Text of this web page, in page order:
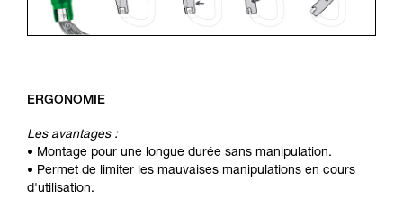
ERGONOMIE
Les avantages :
• Montage pour une longue durée sans manipulation.
• Permet de limiter les mauvaises manipulations en cours
d'utilisation.